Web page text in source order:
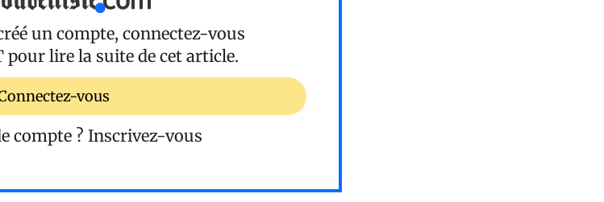
un compte, connectez-vous
pour lire la suite de cet article.
vous
compte ? Inscrivez-vous